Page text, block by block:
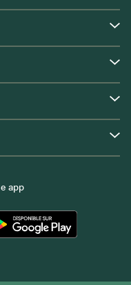
app